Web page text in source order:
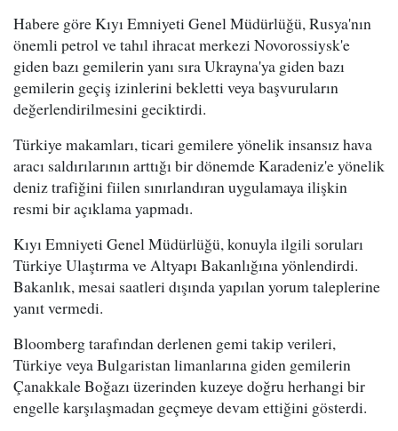
Habere göre Kıyı Emniyeti Genel Müdürlüğü, Rusya'nın
önemli petrol ve tahıl ihracat merkezi Novorossiysk'e
giden bazı gemilerin yanı sıra Ukrayna'ya giden bazı
gemilerin geçiş izinlerini bekletti veya başvuruların
değerlendirilmesini geciktirdi.
Türkiye makamları, ticari gemilere yönelik insansız hava
aracı saldırılarının arttığı bir dönemde Karadeniz'e yönelik
deniz trafiğini fiilen sınırlandıran uygulamaya ilişkin
resmi bir açıklama yapmadı.
Kıyı Emniyeti Genel Müdürlüğü, konuyla ilgili soruları
Türkiye Ulaştırma ve Altyapı Bakanlığına yönlendirdi.
Bakanlık, mesai saatleri dışında yapılan yorum taleplerine
yanıt vermedi.
Bloomberg tarafından derlenen gemi takip verileri,
Türkiye veya Bulgaristan limanlarına giden gemilerin
Çanakkale Boğazı üzerinden kuzeye doğru herhangi bir
engelle karşılaşmadan geçmeye devam ettiğini gösterdi.